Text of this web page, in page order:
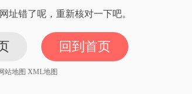
址错了呢，重新核对一下吧。
回到首页
站地图 XML地图